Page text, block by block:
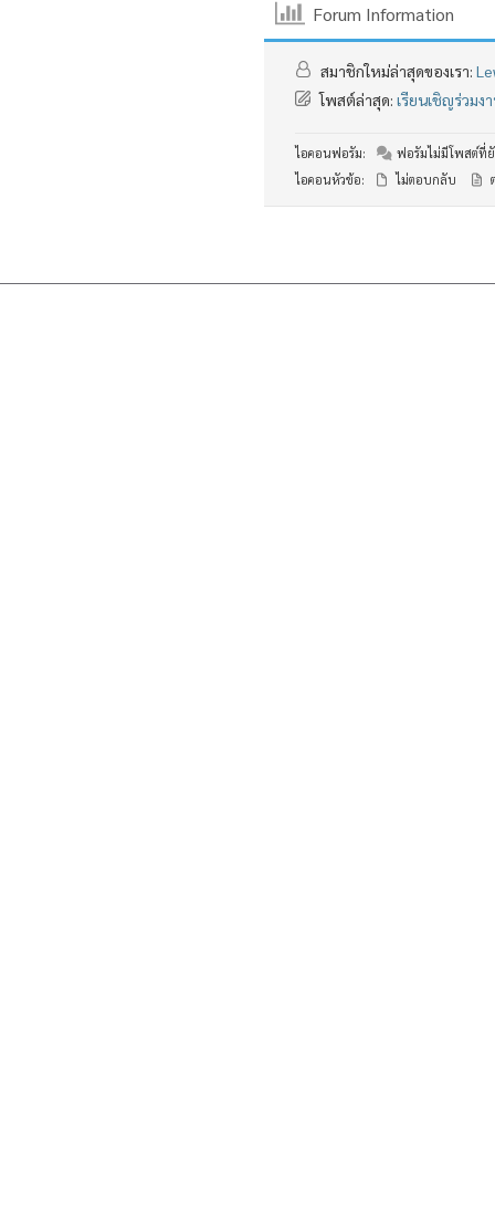
Forum Information
สมาชิกใหม่ล่าสุดของเรา:
โพสต์ล่าสุด: เรียนเชิญร่วม
ไอคอนฟอรัม:
ฟอรัมไม่มีโพสต์ที่ยั
ไอคอนหัวข้อ:
ไม่ตอบกลับ